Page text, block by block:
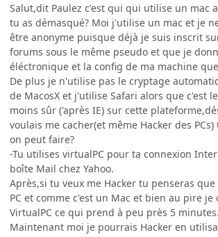
Salut,dit Paulez c'est qui qui utilise un mac
tu as démasqué? Moi j'utilise un mac et je
être anonyme puisque déjà je suis inscrit
forums sous le même pseudo et que je
éléctronique et la config de ma machine
De plus je n'utilise pas le cryptage
de MacosX et j'utilise Safari alors que c'est
moins sûr ('après IE) sur cette
voulais me cacher(et même Hacker des
on peut faire?
-Tu utilises virtualPC pour ta connexion
boîte Mail chez Yahoo.
Après,si tu veux me Hacker tu penseras
PC et comme c'est un Mac et bien au pire
VirtualPC ce qui prend à peu près 5 minutes.
Maintenant moi je pourrais Hacker en